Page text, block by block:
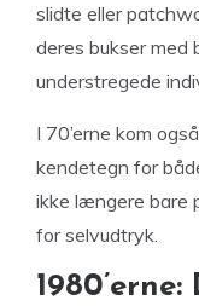
slidte eller
deres bukser med
understregede
I 70’erne kom
kendetegn for
ikke længere bare
for selvudtryk.